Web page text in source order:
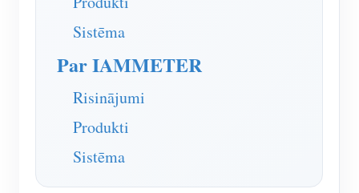
Sistēma
Par IAMMETER
Risinājumi
Produkti
Sistēma